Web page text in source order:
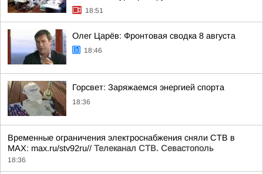
18:51
Олег Царёв: Фронтовая сводка 8 августа
18:46
Горсвет: Заряжаемся энергией спорта
18:36
Временные ограничения электроснабжения сняли СТВ в
MAX: max.ru/stv92ru// Телеканал CТВ. Севастополь
18:36